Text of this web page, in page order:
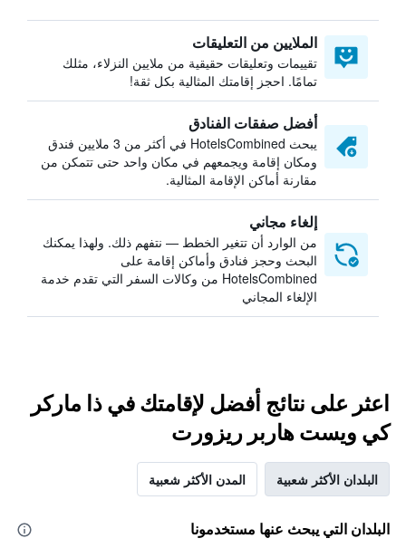
الملايين من التعليقات
تقييمات وتعليقات حقيقية من ملايين النزلاء، مثلك
تمامًا. احجز إقامتك المثالية بكل ثقة!
أفضل صفقات الفنادق
يبحث HotelsCombined في أكثر من 3 ملايين فندق
ومكان إقامة ويجمعهم في مكان واحد حتى تتمكن من
مقارنة أماكن الإقامة المثالية.
إلغاء مجاني
من الوارد أن تتغير الخطط — نتفهم ذلك. ولهذا يمكنك
البحث وحجز فنادق وأماكن إقامة على
HotelsCombined من وكالات السفر التي تقدم خدمة
الإلغاء المجاني
اعثر على نتائج أفضل لإقامتك في ذا ماركر
كي ويست هاربر ريزورت
البلدان الأكثر شعبية المدن الأكثر شعبية
البلدان التي يبحث عنها مستخدمونا